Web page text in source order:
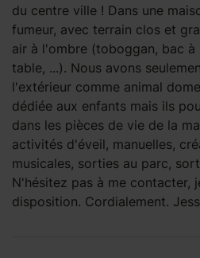
du centre ville ! Dans une
fumeur, avec terrain clos et
air à l'ombre (toboggan, bac à
table, ...). Nous avons
l'extérieur comme animal
dédiée aux enfants mais ils
dans les pièces de vie de la
activités d'éveil, manuelles,
musicales, sorties au parc,
N'hésitez pas à me contacter,
disposition. Cordialement.